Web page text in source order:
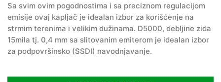
Sa svim ovim pogodnostima i sa preciznom regulacijom
emisije ovaj kapljač je idealan izbor za korišćenje na
strmim terenima i velikim dužinama. D5000, debljine zida
15mila tj. 0,4 mm sa slitovanim emiterom je idealan izbor
za podpovršinsko (SSDI) navodnjavanje.